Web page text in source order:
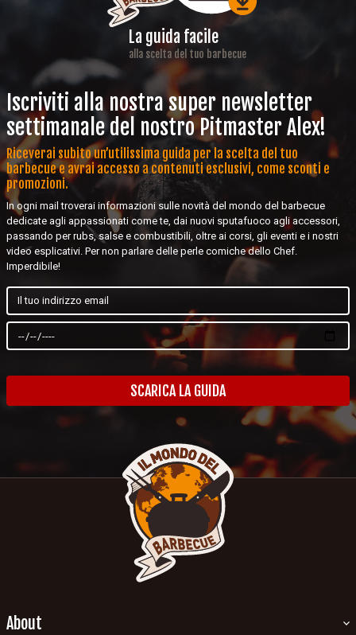
La guida facile
alla scelta del tuo barbecue
Iscriviti alla nostra super newsletter
settimanale del nostro Pitmaster Alex!
Riceverai subito un’utilissima guida per la scelta del tuo
barbecue e avrai accesso a contenuti esclusivi, come sconti e
promozioni.
In ogni mail troverai informazioni sulle novità del mondo del barbecue
dedicate agli appassionati come te, dai nuovi sputafuoco agli accessori,
passando per rubs, salse e combustibili, oltre ai corsi, gli eventi e i nostri
video esplicativi. Per non parlare delle perle comiche dello Chef.
Imperdibile!
SCARICA LA GUIDA
About